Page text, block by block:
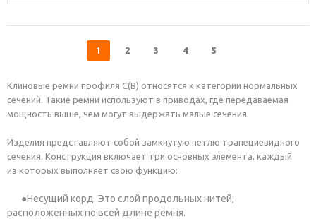
1 2 3 4 5
Клиновые ремни профиля С(В) относятся к категории нормальных
сечений. Такие ремни используют в приводах, где передаваемая
мощность выше, чем могут выдержать малые сечения.
Изделия представляют собой замкнутую петлю трапециевидного
сечения. Конструкция включает три основных элемента, каждый
из которых выполняет свою функцию:
Несущий корд. Это слой продольных нитей,
расположенных по всей длине ремня.